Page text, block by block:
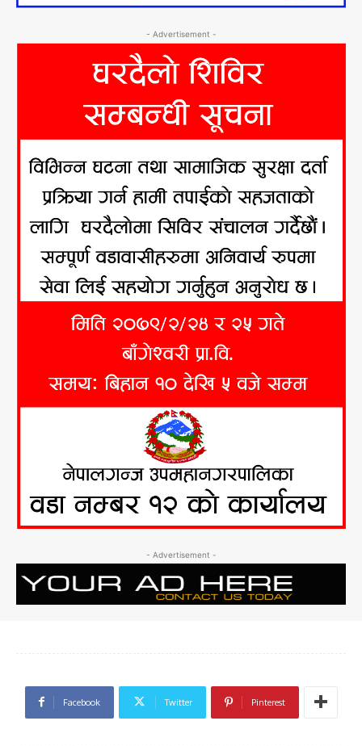
- Advertisement -
- Advertisement -
Facebook Twitter Pinterest